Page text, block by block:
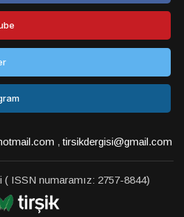
,tirsikdergisi@gmail.com
ISSN numaramız: 2757-8844)